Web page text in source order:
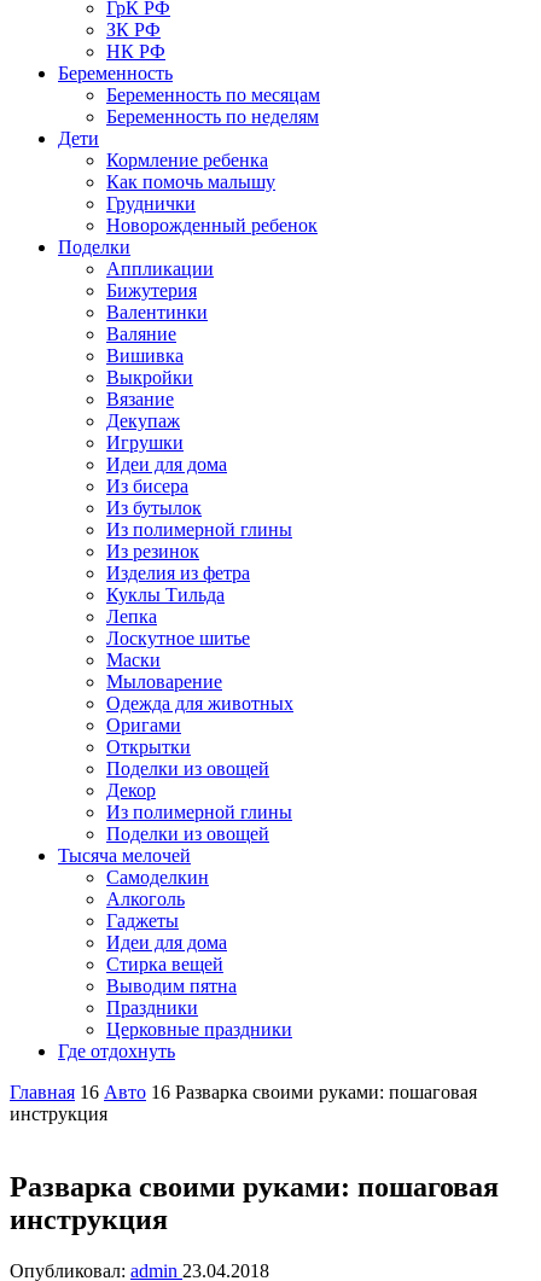
ГрК РФ
ЗК РФ
НК РФ
Беременность
Беременность по месяцам
Беременность по неделям
Дети
Кормление ребенка
Как помочь малышу
Груднички
Новорожденный ребенок
Поделки
Аппликации
Бижутерия
Валентинки
Валяние
Вишивка
Выкройки
Вязание
Декупаж
Игрушки
Идеи для дома
Из бисера
Из бутылок
Из полимерной глины
Из резинок
Изделия из фетра
Куклы Тильда
Лепка
Лоскутное шитье
Маски
Мыловарение
Одежда для животных
Оригами
Открытки
Поделки из овощей
Декор
Из полимерной глины
Поделки из овощей
Тысяча мелочей
Самоделкин
Алкоголь
Гаджеты
Идеи для дома
Стирка вещей
Выводим пятна
Праздники
Церковные праздники
Где отдохнуть
Главная 16 Авто 16 Разварка своими руками: пошаговая
инструкция
Разварка своими руками: пошаговая
инструкция
Опубликовал: admin 23.04.2018